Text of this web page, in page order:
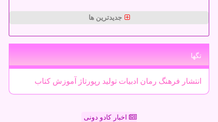
جدیدترین ها
تگها
انتشار فرهنگ رمان ادبیات تولید رپورتاژ آموزش كتاب
اخبار کادو دونی